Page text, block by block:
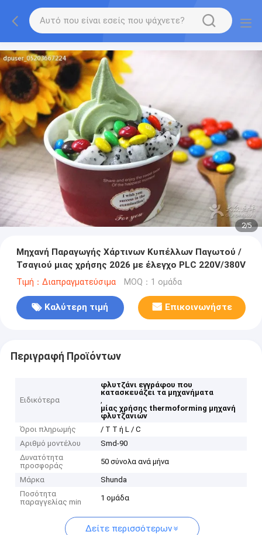
2/5
Μηχανή Παραγωγής Χάρτινων Κυπέλλων Παγωτού /
Τσαγιού μιας χρήσης 2026 με έλεγχο PLC 220V/380V
Τιμή：Διαπραγματεύσιμα MOQ：1 ομάδα
Καλύτερη τιμή Επικοινωνήστε
Περιγραφή Προϊόντων
Ειδικότερα
φλυτζάνι εγγράφου που
κατασκευάζει τα μηχανήματα
,
μίας χρήσης thermoforming μηχανή
φλυτζανιών
Όροι πληρωμής
/ T T ή L / C
Αριθμό μοντέλου
Smd-90
Δυνατότητα
προσφοράς
50 σύνολα ανά μήνα
Μάρκα
Shunda
Ποσότητα
παραγγελίας min
1 ομάδα
Δείτε περισσότερων